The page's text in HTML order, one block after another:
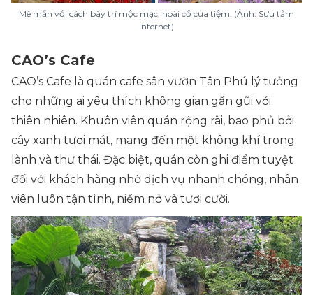
Mê mẩn với cách bày trí mộc mạc, hoài cổ của tiệm. (Ảnh: Sưu tầm
internet)
CAO’s Cafe
CAO’s Cafe là quán cafe sân vườn Tân Phú lý tưởng
cho những ai yêu thích không gian gần gũi với
thiên nhiên. Khuôn viên quán rộng rãi, bao phủ bởi
cây xanh tươi mát, mang đến một không khí trong
lành và thư thái. Đặc biệt, quán còn ghi điểm tuyệt
đối với khách hàng nhờ dịch vụ nhanh chóng, nhân
viên luôn tận tình, niềm nở và tươi cười.